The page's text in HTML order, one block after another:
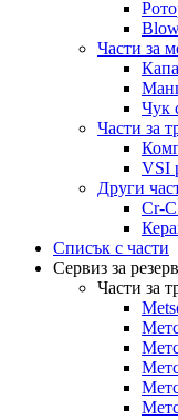
Части за
Чук
Части за
VSI
Други
Cr-
Списък с части
Сервиз за
Части за